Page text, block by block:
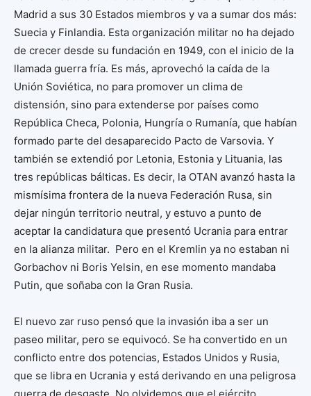
Madrid a sus 30 Estados miembros y va a sumar dos más:
Suecia y Finlandia. Esta organización militar no ha dejado
de crecer desde su fundación en 1949, con el inicio de la
llamada guerra fría. Es más, aprovechó la caída de la
Unión Soviética, no para promover un clima de
distensión, sino para extenderse por países como
República Checa, Polonia, Hungría o Rumanía, que habían
formado parte del desaparecido Pacto de Varsovia. Y
también se extendió por Letonia, Estonia y Lituania, las
tres repúblicas bálticas. Es decir, la OTAN avanzó hasta la
mismísima frontera de la nueva Federación Rusa, sin
dejar ningún territorio neutral, y estuvo a punto de
aceptar la candidatura que presentó Ucrania para entrar
en la alianza militar. Pero en el Kremlin ya no estaban ni
Gorbachov ni Boris Yelsin, en ese momento mandaba
Putin, que soñaba con la Gran Rusia.
El nuevo zar ruso pensó que la invasión iba a ser un
paseo militar, pero se equivocó. Se ha convertido en un
conflicto entre dos potencias, Estados Unidos y Rusia,
que se libra en Ucrania y está derivando en una peligrosa